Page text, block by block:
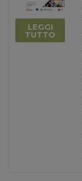
LEGGI
TUTTO